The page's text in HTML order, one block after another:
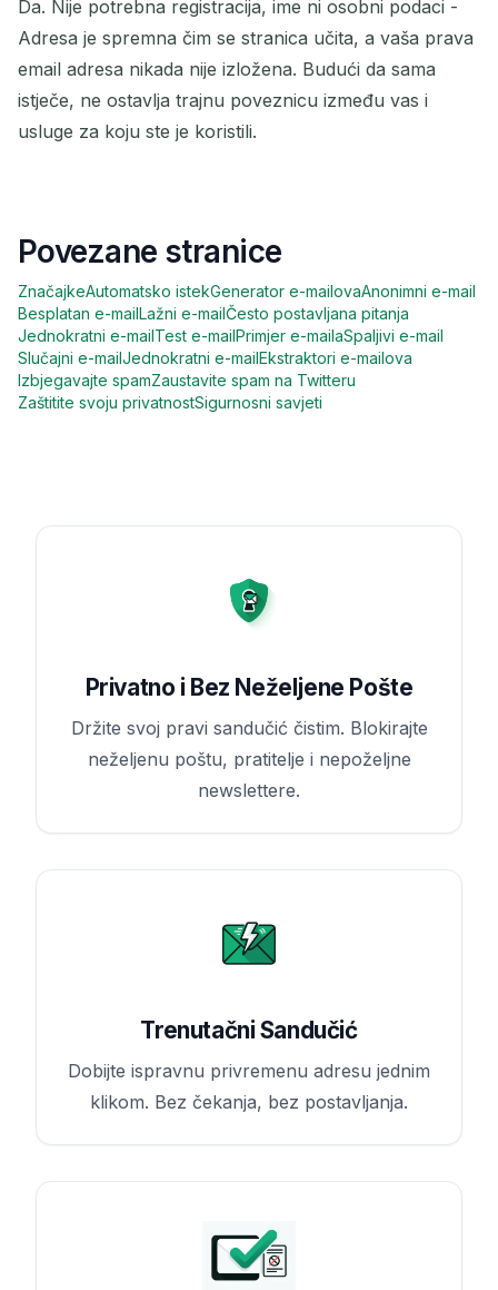
Da. Nije potrebna registracija, ime ni osobni podaci -
Adresa je spremna čim se stranica učita, a vaša prava
email adresa nikada nije izložena. Budući da sama
istječe, ne ostavlja trajnu poveznicu između vas i
usluge za koju ste je koristili.
Povezane stranice
ZnačajkeAutomatsko istekGenerator e-mailovaAnonimni e-mail
Besplatan e-mail Lažni e-mail Često postavljana pitanja
Jednokratni e-mail Test e-mail Primjer e-mailaSpaljivi e-mail
Slučajni e-mail Jednokratni e-mail Ekstraktori e-mailova
Izbjegavajte spamZaustavite spam na Twitteru
Zaštitite svoju privatnostSigurnosni savjeti
Privatno i Bez Neželjene Pošte
Držite svoj pravi sandučić čistim. Blokirajte
neželjenu poštu, pratitelje i nepoželjne
newslettere.
Trenutačni Sandučić
Dobijte ispravnu privremenu adresu jednim
klikom. Bez čekanja, bez postavljanja.